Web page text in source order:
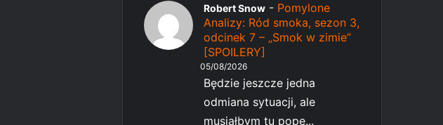
Robert Snow - Pomylone
Analizy: Ród smoka, sezon 3,
odcinek 7 – „Smok w zimie”
[SPOILERY]
05/08/2026
Będzie jeszcze jedna
odmiana sytuacji, ale
musiałbym tu pope...